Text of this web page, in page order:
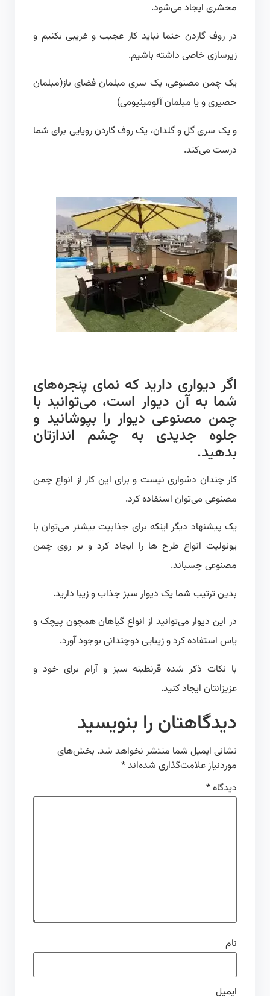
محشری ایجاد می‌شود.
در روف گاردن حتما نباید کار عجیب و غریبی بکنیم و
زیرسازی خاصی داشته باشیم.
یک چمن مصنوعی، یک سری مبلمان فضای باز(مبلمان
حصیری و یا مبلمان آلومینیومی)
و یک سری گل و گلدان، یک روف گاردن رویایی برای شما
درست می‌کند.
اگر دیواری دارید که نمای پنجره‌های
شما به آن دیوار است، می‌توانید با
چمن مصنوعی دیوار را بپوشانید و
جلوه جدیدی به چشم اندازتان
بدهید.
کار چندان دشواری نیست و برای این کار از انواع چمن
مصنوعی می‌توان استفاده کرد.
یک پیشنهاد دیگر اینکه برای جذابیت بیشتر می‌توان با
یونولیت انواع طرح ها را ایجاد کرد و بر روی چمن
مصنوعی چسباند.
بدین ترتیب شما یک دیوار سبز جذاب و زیبا دارید.
در این دیوار می‌توانید از انواع گیاهان همچون پیچک و
یاس استفاده کرد و زیبایی دوچندانی بوجود آورد.
با نکات ذکر شده قرنطینه سبز و آرام برای خود و
عزیزانتان ایجاد کنید.
دیدگاهتان را بنویسید
نشانی ایمیل شما منتشر نخواهد شد.بخش‌های
موردنیاز علامت‌گذاری شده‌اند *